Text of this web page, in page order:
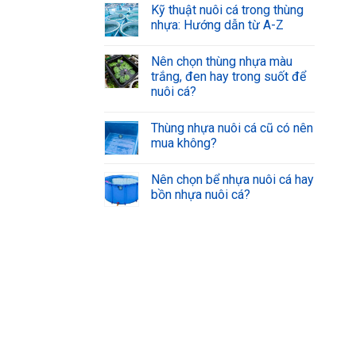
Kỹ thuật nuôi cá trong thùng
nhựa: Hướng dẫn từ A-Z
Nên chọn thùng nhựa màu
trắng, đen hay trong suốt để
nuôi cá?
Thùng nhựa nuôi cá cũ có nên
mua không?
Nên chọn bể nhựa nuôi cá hay
bồn nhựa nuôi cá?